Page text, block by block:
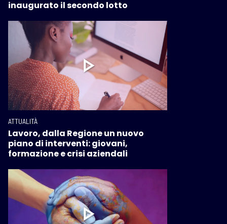
inaugurato il secondo lotto
ATTUALITÀ
Lavoro, dalla Regione un nuovo
piano di interventi: giovani,
formazione e crisi aziendali